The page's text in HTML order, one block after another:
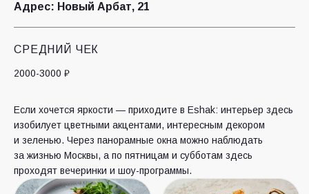
Адрес: Новый Арбат, 21
СРЕДНИЙ ЧЕК
2000-3000 ₽
Если хочется яркости — приходите в Eshak: интерьер здесь
изобилует цветными акцентами, интересным декором
и зеленью. Через панорамные окна можно наблюдать
за жизнью Москвы, а по пятницам и субботам здесь
проходят вечеринки и шоу-программы.